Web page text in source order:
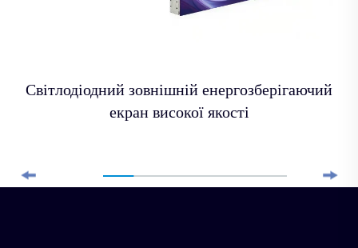
Світлодіодний зовнішній енергозберігаючий
екран високої якості